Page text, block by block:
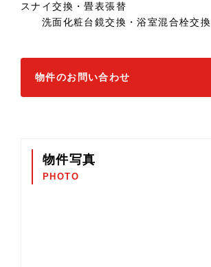
スナイ交換・畳表張替
洗面化粧台鏡交換・浴室混合栓交換
物件のお問い合わせ
物件写真
PHOTO